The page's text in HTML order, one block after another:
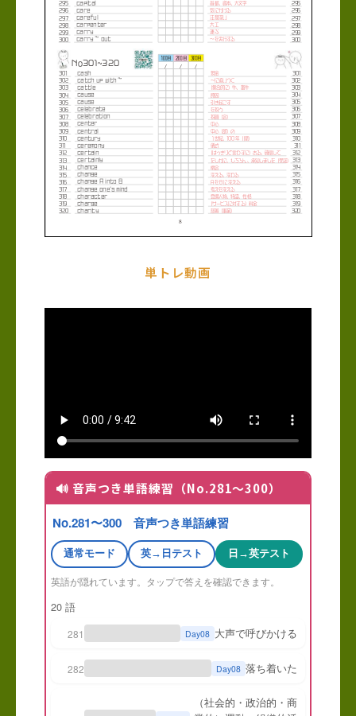
単トレ動画
🔊 音声つき単語練習（No.281〜300）